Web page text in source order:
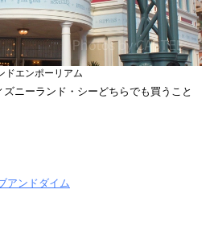
ドエンポーリアム
ニーランド・シーどちらでも買うこと
アンドダイム